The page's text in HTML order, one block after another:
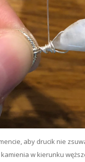
aby drucik nie
kamienia w kierunku